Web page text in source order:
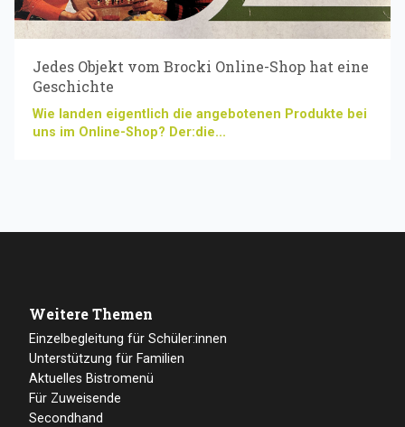
Jedes Objekt vom Brocki Online-Shop hat eine
Geschichte
Wie landen eigentlich die angebotenen Produkte bei
uns im Online-Shop? Der:die...
Weitere Themen
Einzelbegleitung für Schüler:innen
Unterstützung für Familien
Aktuelles Bistromenü
Für Zuweisende
Secondhand